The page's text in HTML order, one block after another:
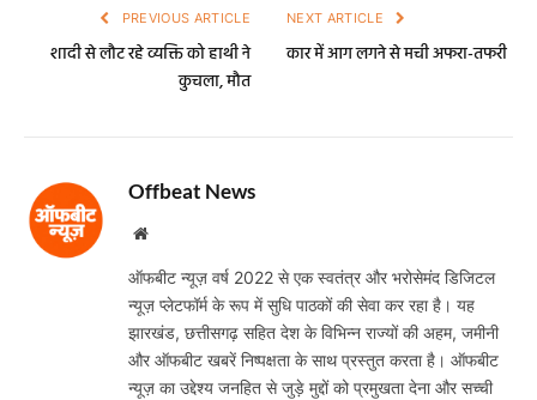
PREVIOUS ARTICLE
शादी से लौट रहे व्यक्ति को हाथी ने
कुचला, मौत
NEXT ARTICLE
कार में आग लगने से मची अफरा-तफरी
Offbeat News
Website
ऑफबीट न्यूज़ वर्ष 2022 से एक स्वतंत्र और भरोसेमंद डिजिटल
न्यूज़ प्लेटफॉर्म के रूप में सुधि पाठकों की सेवा कर रहा है। यह
झारखंड, छत्तीसगढ़ सहित देश के विभिन्न राज्यों की अहम, जमीनी
और ऑफबीट खबरें निष्पक्षता के साथ प्रस्तुत करता है। ऑफबीट
न्यूज़ का उद्देश्य जनहित से जुड़े मुद्दों को प्रमुखता देना और सच्ची